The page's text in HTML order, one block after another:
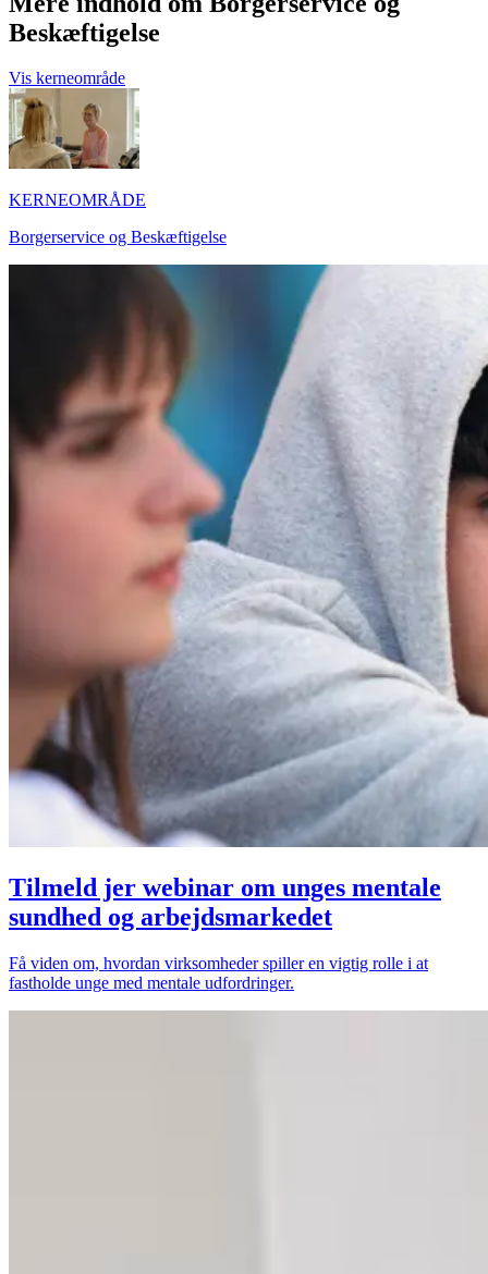
Beskæftigelse
Vis kerneområde
KERNEOMRÅDE
Borgerservice og Beskæftigelse
Tilmeld jer webinar om unges mentale
sundhed og arbejdsmarkedet
Få viden om, hvordan virksomheder spiller en vigtig rolle i at
fastholde unge med mentale udfordringer.